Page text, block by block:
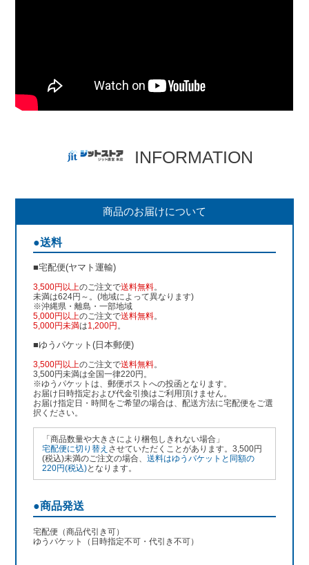
INFORMATION
商品のお届けについて
●送料
■宅配便(ヤマト運輸)
3,500円以上のご注文で送料無料。
未満は624円～。(地域によって異なります)
※沖縄県・離島・一部地域
5,000円以上のご注文で送料無料。
5,000円未満は1,200円 。
■ゆうパケット(日本郵便)
3,500円以上のご注文で送料無料。
3,500円未満は全国一律220円。
※ゆうパケットは、郵便ポストへの投函となります。
お届け日時指定および代金引換はご利用頂けません。
お届け指定日・時間をご希望の場合は、配送方法に宅配便をご選
択ください。
「商品数量や大きさにより梱包しきれない場合」
宅配便に切り替え させていただくことがあります。3,500円
(税込)未満のご注文の場合、送料はゆうパケットと同額の
220円(税込)となります。
●商品発送
宅配便（商品代引き可）
ゆうパケット（日時指定不可・代引き不可）